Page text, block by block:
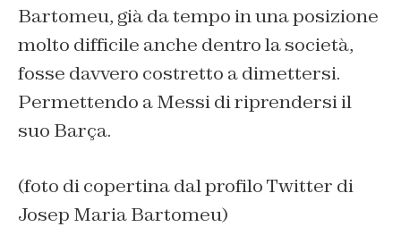
Bartomeu, già da tempo in una posizione
molto difficile anche dentro la società,
fosse davvero costretto a dimettersi.
Permettendo a Messi di riprendersi il
suo Barça.
(foto di copertina dal profilo Twitter di
Josep Maria Bartomeu)